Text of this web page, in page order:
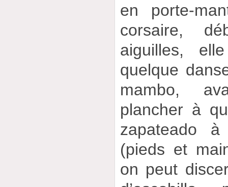
en porte-
corsaire,
aiguilles,
quelque
mambo,
plancher à
zapateado à
(pieds et
on peut